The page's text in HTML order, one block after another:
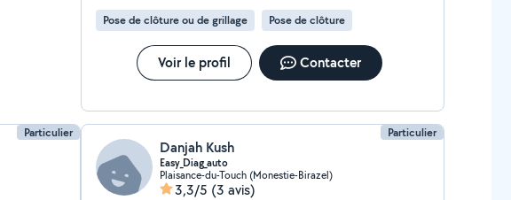
Pose de clôture ou de grillage Pose de clôture
Voir le profil Contacter
Particulier Particulier
Danjah Kush
Easy_Diag_auto
Plaisance-du-Touch (Monestie-Birazel)
3,3/5 (3 avis)